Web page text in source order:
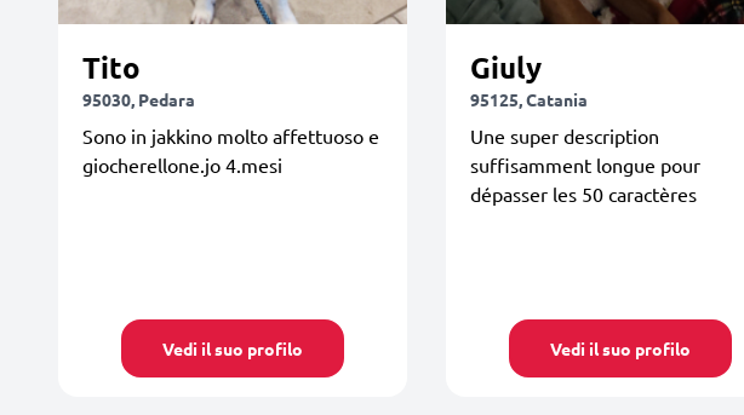
Tito
95030, Pedara
Sono in jakkino molto affettuoso e
giocherellone.jo 4.mesi
Vedi il suo profilo
Giuly
95125, Catania
Une super description
suffisamment longue pour
dépasser les 50 caractères
Vedi il suo profilo